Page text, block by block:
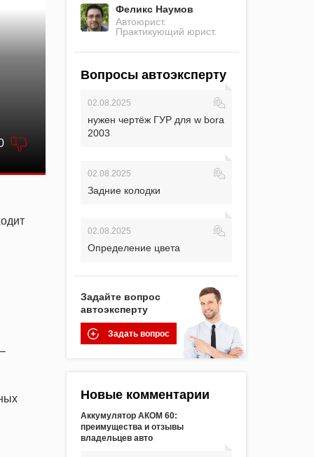
Феликс Наумов
Автоюрист.
Практикующий юрист.
Вопросы автоэксперту
02.08.2025
нужен чертёж ГУР для w bora
2003
02.08.2025
Задние колодки
02.08.2025
Определение цвета
Задайте вопрос
автоэксперту
Задать вопрос
Новые комментарии
Аккумулятор АКОМ 60:
преимущества и отзывы
владельцев авто